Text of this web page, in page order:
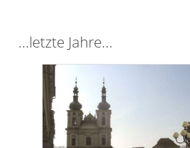
...letzte Jahre...